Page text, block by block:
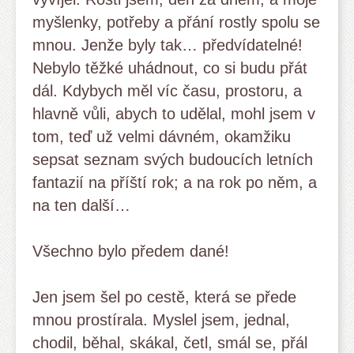
myšlenky, potřeby a přání rostly spolu se
mnou. Jenže byly tak… předvídatelné!
Nebylo těžké uhádnout, co si budu přát
dál. Kdybych měl víc času, prostoru, a
hlavně vůli, abych to udělal, mohl jsem v
tom, teď už velmi dávném, okamžiku
sepsat seznam svých budoucích letních
fantazií na příští rok; a na rok po něm, a
na ten další…
Všechno bylo předem dané!
Jen jsem šel po cestě, která se přede
mnou prostírala. Myslel jsem, jednal,
chodil, běhal, skákal, četl, smál se, přál